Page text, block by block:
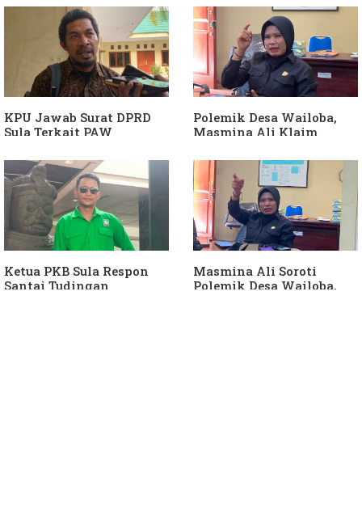
Diduga Jadikan
Keponakan "ATM
Berjalan"
APH Usut Dugaan
Penyimpangan Dana Desa
KPU Jawab Surat DPRD
Sula Terkait PAW
Hanura
Polemik Desa Wailoba,
Masmina Ali Klaim
Keterlibatan Ketua PKB
Sula
Ketua PKB Sula Respon
Santai Tudingan
Masmina Ali Soroti
Polemik Desa Wailoba,